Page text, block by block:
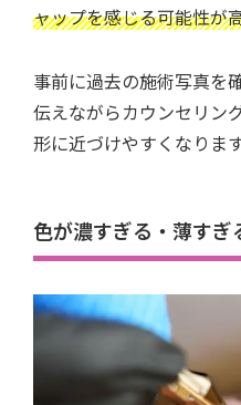
ャップを感じる可能性が
事前に過去の施術写真を
伝えながらカウンセリン
形に近づけやすくなります
色が濃すぎる・薄すぎ